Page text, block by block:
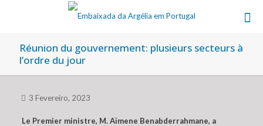
Réunion du gouvernement: plusieurs secteurs à
l’ordre du jour
3 Fevereiro, 2023
Le Premier ministre, M. Aïmene Benabderrahmane, a